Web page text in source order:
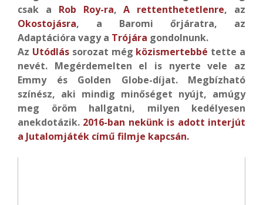
csak a Rob Roy-ra,A rettenthetetlenre, az
Okostojásra, a Baromi őrjáratra, az
Adaptációra vagy a Trójára gondolnunk.
Az Utódlássorozat még közismertebbé tette a
nevét. Megérdemelten el is nyerte vele az
Emmy és Golden Globe-díjat. Megbízható
színész, aki mindig minőséget nyújt, amúgy
meg öröm hallgatni, milyen kedélyesen
anekdotázik. 2016-ban nekünk is adott interjút
a Jutalomjáték című filmje kapcsán.